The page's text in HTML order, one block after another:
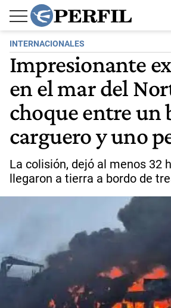
INTERNACIONALES
Impresionante
en el mar del
choque entre un
carguero y uno
La colisión, dejó al menos 32
llegaron a tierra a bordo de